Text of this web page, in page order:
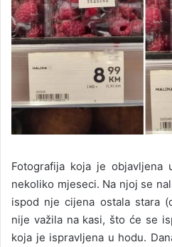
Fotografija koja je objavljena
nekoliko mjeseci. Na njoj se
ispod nje cijena ostala stara
nije važila na kasi, što će se
koja je ispravljena u hodu.